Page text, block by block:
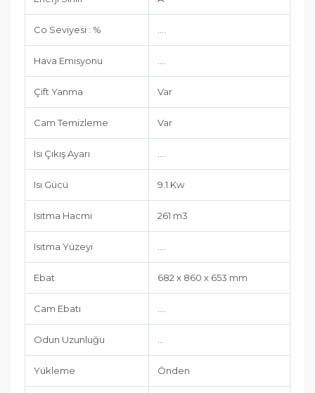
Co Seviyesi : % ....
Hava Emisyonu ....
Çift Yanma Var
Cam Temizleme Var
Isı Çıkış Ayarı ....
Isı Gücü 9.1 Kw
Isıtma Hacmi 261 m3
Isıtma Yüzeyi ....
Ebat 682 x 860 x 653 mm
Cam Ebatı ....
Odun Uzunluğu ...
Yükleme Önden